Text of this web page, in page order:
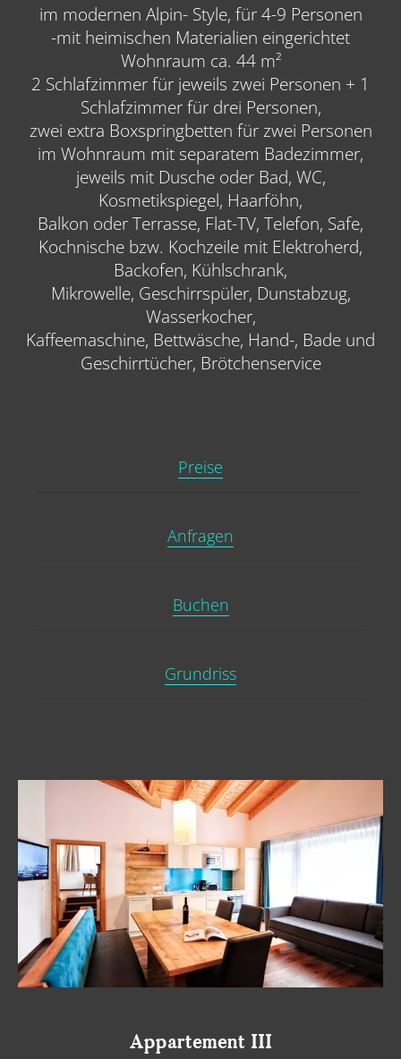
im modernen Alpin- Style, für 4-9 Personen
-mit heimischen Materialien eingerichtet
Wohnraum ca. 44 m²
2 Schlafzimmer für jeweils zwei Personen + 1
Schlafzimmer für drei Personen,
zwei extra Boxspringbetten für zwei Personen
im Wohnraum mit separatem Badezimmer,
jeweils mit Dusche oder Bad, WC,
Kosmetikspiegel, Haarföhn,
Balkon oder Terrasse, Flat-TV, Telefon, Safe,
Kochnische bzw. Kochzeile mit Elektroherd,
Backofen, Kühlschrank,
Mikrowelle, Geschirrspüler, Dunstabzug,
Wasserkocher,
Kaffeemaschine, Bettwäsche, Hand-, Bade und
Geschirrtücher, Brötchenservice
Preise
Anfragen
Buchen
Grundriss
Appartement III